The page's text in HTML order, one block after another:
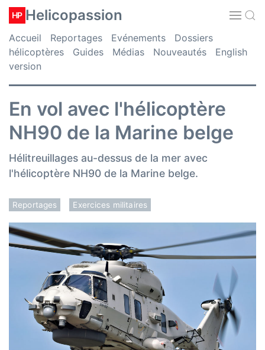
HP Helicopassion
Accueil Reportages Evénements
Dossiers
hélicoptères
Guides Médias Nouveautés
English
version
En vol avec l'hélicoptère
NH90 de la Marine belge
Hélitreuillages au-dessus de la mer avec
l'hélicoptère NH90 de la Marine belge.
Reportages Exercices militaires